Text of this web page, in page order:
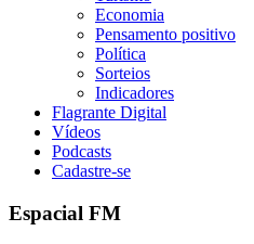
Economia
Pensamento positivo
Política
Sorteios
Indicadores
Flagrante Digital
Vídeos
Podcasts
Cadastre-se
Espacial FM